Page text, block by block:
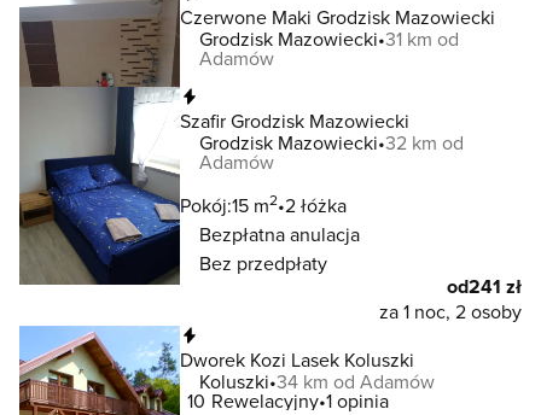
Czerwone Maki Grodzisk Mazowiecki
Grodzisk Mazowiecki 31 km od
Adamów
Szafir Grodzisk Mazowiecki
Grodzisk Mazowiecki 32 km od
Adamów
Pokój:15 m2 2 łóżka
Bezpłatna anulacja
Bez przedpłaty
od241 zł
za 1 noc, 2 osoby
Dworek Kozi Lasek Koluszki
Koluszki 34 km od Adamów
10 Rewelacyjny 1 opinia